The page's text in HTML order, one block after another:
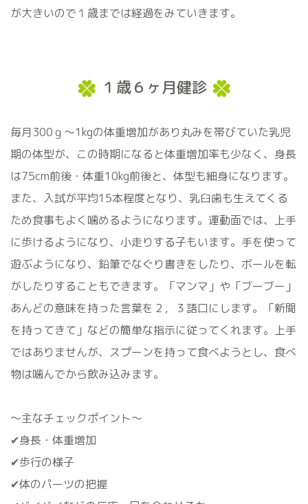
が大きいので１歳までは経過をみていきます。
１歳６ヶ月健診
毎月300ｇ〜1kgの体重増加があり丸みを帯びていた乳児
期の体型が、この時期になると体重増加率も少なく、身長
は75cm前後・体重10kg前後と、体型も細身になります。
また、入試が平均15本程度となり、乳臼歯も生えてくる
ため食事もよく噛めるようになります。運動面では、上手
に歩けるようになり、小走りする子もいます。手を使って
遊ぶようになり、鉛筆でなぐり書きをしたり、ボールを転
がしたりすることもできます。「マンマ」や「ブーブー」
あんどの意味を持った言葉を２，３語口にします。「新聞
を持ってきて」などの簡単な指示に従ってくれます。上手
ではありませんが、スプーンを持って食べようとし、食べ
物は噛んでから飲み込みます。
〜主なチェックポイント〜
✔身長・体重増加
✔歩行の様子
✔体のパーツの把握